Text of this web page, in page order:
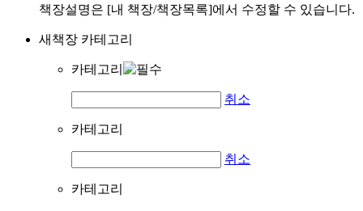
책장설명은 [내 책장/책장목록]에서 수정할 수 있습니다.
새책장 카테고리
카테고리
취소
카테고리
취소
카테고리